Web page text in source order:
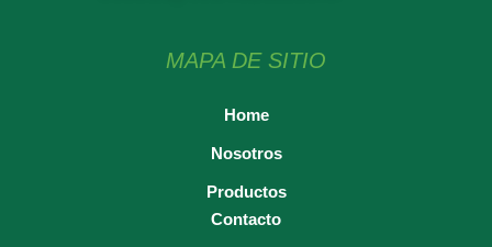
MAPA DE SITIO
Home
Nosotros
Productos
Contacto